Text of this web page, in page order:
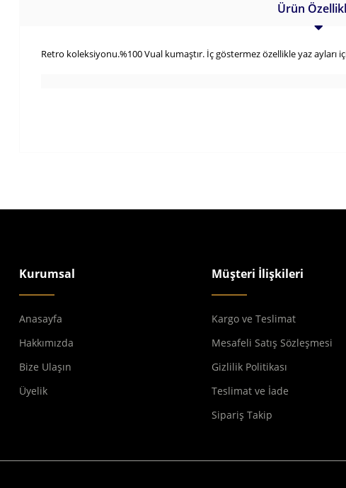
Ürün
Retro koleksiyonu.%100 Vual kumaştır. İç göstermez özellikle yaz
Kurumsal
Anasayfa
Hakkımızda
Bize Ulaşın
Üyelik
Müşteri İlişkileri
Kargo ve Teslimat
Mesafeli Satış Sözleşmesi
Gizlilik Politikası
Teslimat ve İade
Sipariş Takip